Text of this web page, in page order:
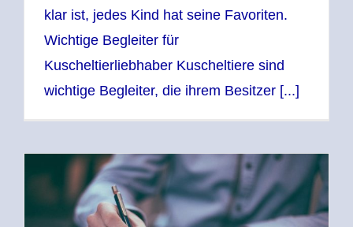
klar ist, jedes Kind hat seine Favoriten.
Wichtige Begleiter für
Kuscheltierliebhaber Kuscheltiere sind
wichtige Begleiter, die ihrem Besitzer [...]